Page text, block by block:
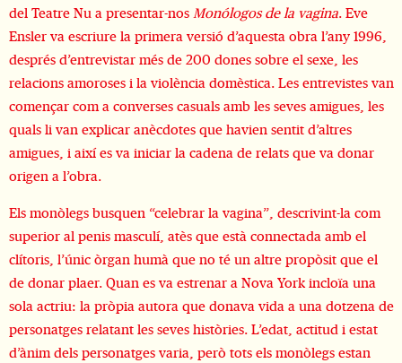
del Teatre Nu a presentar-nos Monólogos de la vagina. Eve
Ensler va escriure la primera versió d’aquesta obra l’any 1996,
després d’entrevistar més de 200 dones sobre el sexe, les
relacions amoroses i la violència domèstica. Les entrevistes van
començar com a converses casuals amb les seves amigues, les
quals li van explicar anècdotes que havien sentit d’altres
amigues, i així es va iniciar la cadena de relats que va donar
origen a l’obra.
Els monòlegs busquen “celebrar la vagina”, descrivint-la com
superior al penis masculí, atès que està connectada amb el
clítoris, l’únic òrgan humà que no té un altre propòsit que el
de donar plaer. Quan es va estrenar a Nova York incloïa una
sola actriu: la pròpia autora que donava vida a una dotzena de
personatges relatant les seves històries. L’edat, actitud i estat
d’ànim dels personatges varia, però tots els monòlegs estan